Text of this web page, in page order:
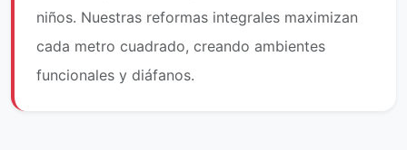
niños. Nuestras reformas integrales maximizan
cada metro cuadrado, creando ambientes
funcionales y diáfanos.